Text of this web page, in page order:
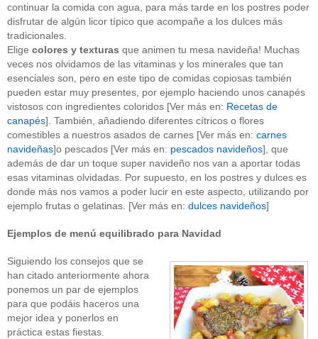
continuar la comida con agua, para más tarde en los postres poder
disfrutar de algún licor típico que acompañe a los dulces más
tradicionales.
Elige colores y texturas que animen tu mesa navideña! Muchas
veces nos olvidamos de las vitaminas y los minerales que tan
esenciales son, pero en este tipo de comidas copiosas también
pueden estar muy presentes, por ejemplo haciendo unos canapés
vistosos con ingredientes coloridos [Ver más en: Recetas de
canapés]. También, añadiendo diferentes cítricos o flores
comestibles a nuestros asados de carnes [Ver más en: carnes
navideñas]o pescados [Ver más en: pescados navideños], que
además de dar un toque super navideño nos van a aportar todas
esas vitaminas olvidadas. Por supuesto, en los postres y dulces es
donde más nos vamos a poder lucir en este aspecto, utilizando por
ejemplo frutas o gelatinas. [Ver más en: dulces navideños]
Ejemplos de menú equilibrado para Navidad
Siguiendo los consejos que se
han citado anteriormente ahora
ponemos un par de ejemplos
para que podáis haceros una
mejor idea y ponerlos en
práctica estas fiestas.